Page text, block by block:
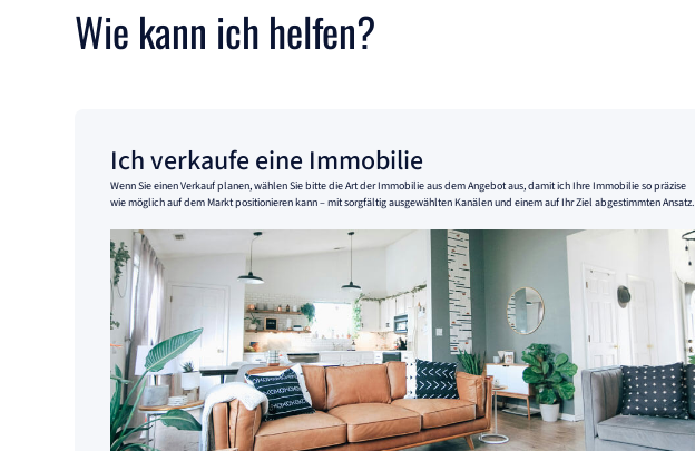
Wie kann ich helfen?
Ich verkaufe eine Immobilie
Wenn Sie einen Verkauf planen, wählen Sie bitte die Art der Immobilie aus dem Angebot aus, damit ich Ihre Immobilie so präzise
wie möglich auf dem Markt positionieren kann – mit sorgfältig ausgewählten Kanälen und einem auf Ihr Ziel abgestimmten Ansatz.